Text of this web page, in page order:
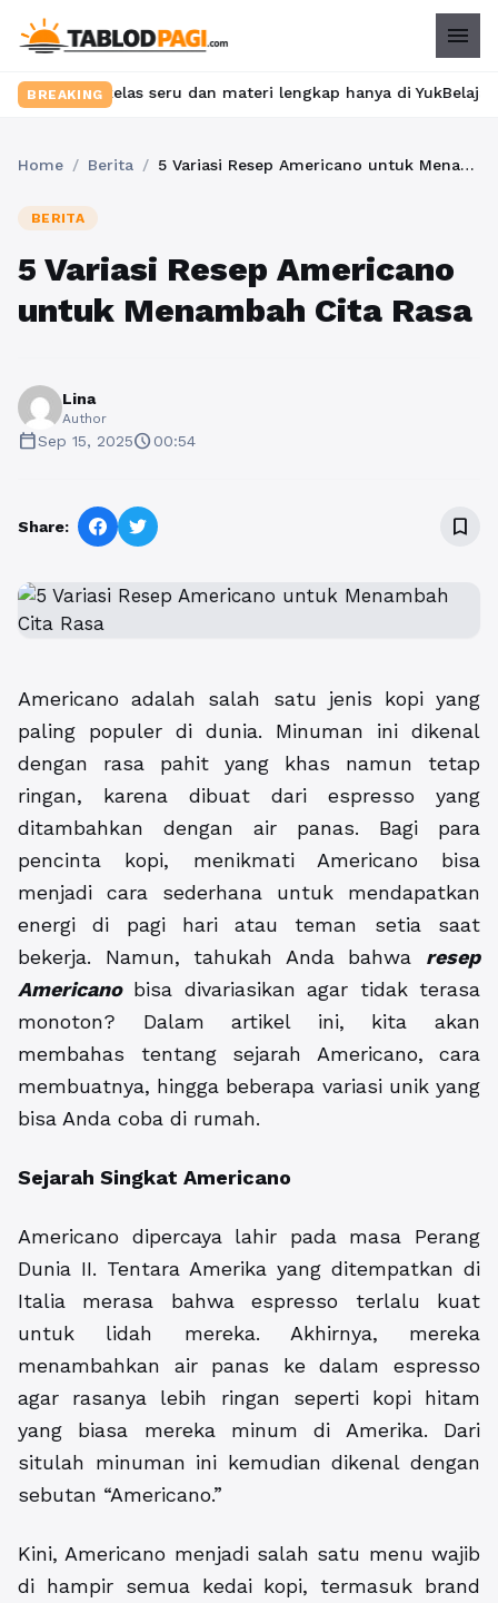
menu
BREAKING
seru dan materi lengkap hanya di YukBelajar.com.
Home / Berita / 5 Variasi Resep Americano untuk Menambah Cita Rasa
BERITA
5 Variasi Resep Americano
untuk Menambah Cita Rasa
Lina
Author
calendar_todaySep 15, 2025schedule00:54
Share: bookmark_border
Americano adalah salah satu jenis kopi yang
paling populer di dunia. Minuman ini dikenal
dengan rasa pahit yang khas namun tetap
ringan, karena dibuat dari espresso yang
ditambahkan dengan air panas. Bagi para
pencinta kopi, menikmati Americano bisa
menjadi cara sederhana untuk mendapatkan
energi di pagi hari atau teman setia saat
bekerja. Namun, tahukah Anda bahwa resep
Americanobisa divariasikan agar tidak terasa
monoton? Dalam artikel ini, kita akan
membahas tentang sejarah Americano, cara
membuatnya, hingga beberapa variasi unik yang
bisa Anda coba di rumah.
Sejarah Singkat Americano
Americano dipercaya lahir pada masa Perang
Dunia II. Tentara Amerika yang ditempatkan di
Italia merasa bahwa espresso terlalu kuat
untuk lidah mereka. Akhirnya, mereka
menambahkan air panas ke dalam espresso
agar rasanya lebih ringan seperti kopi hitam
yang biasa mereka minum di Amerika. Dari
situlah minuman ini kemudian dikenal dengan
sebutan “Americano.”
Kini, Americano menjadi salah satu menu wajib
di hampir semua kedai kopi, termasuk brand